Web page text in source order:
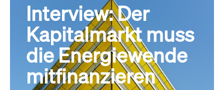
Interview: Der
Kapitalmarkt muss
die Energiewende
mitfinanzieren